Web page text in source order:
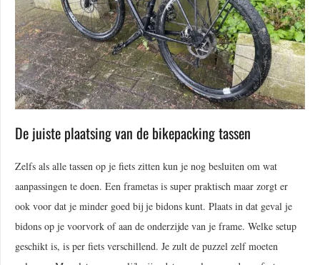
De juiste plaatsing van de bikepacking tassen
Zelfs als alle tassen op je fiets zitten kun je nog besluiten om wat
aanpassingen te doen. Een frametas is super praktisch maar zorgt er
ook voor dat je minder goed bij je bidons kunt. Plaats in dat geval je
bidons op je voorvork of aan de onderzijde van je frame. Welke setup
geschikt is, is per fiets verschillend. Je zult de puzzel zelf moeten